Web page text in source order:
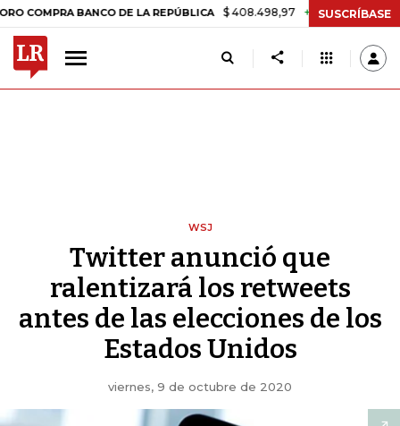
BANCO DE LA REPÚBLICA $ 408.498,97 +$ 8.753,81 +2,19%
SUSCRÍBASE
WSJ
Twitter anunció que
ralentizará los retweets
antes de las elecciones de los
Estados Unidos
viernes, 9 de octubre de 2020